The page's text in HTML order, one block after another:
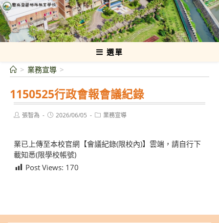
跳
轉
至
主
國立宜蘭特殊教育學校
選單
1150525行政會報會議紀錄
> 業務宣導 >
Post張智為
Post2026/06/05
Post業務宣導
業已上傳至本校官網【會議紀錄(限校內)】雲端，請自行下
載知悉(限學校帳號)
Post Views: 170